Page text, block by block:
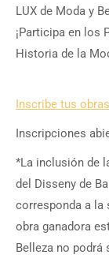
LUX de Moda y
¡Participa en los
Historia de la
Inscribe tus obras
Inscripciones
*La inclusión de
del Disseny de
corresponda a la
obra ganadora
Belleza no podrá